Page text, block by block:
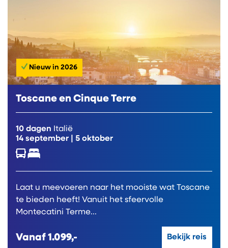
Nieuw in 2026
Toscane en Cinque Terre
10 dagen Italië
14 september
5 oktober
Laat u meevoeren naar het mooiste wat Toscane
te bieden heeft! Vanuit het sfeervolle
Montecatini Terme...
Vanaf 1.099,- Bekijk reis